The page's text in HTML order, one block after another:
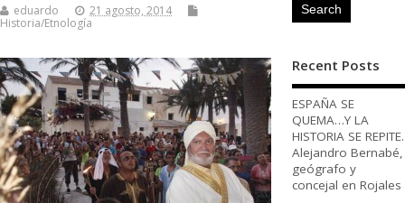
eduardo
21 agosto, 2014
Historia/Etnología
Recent Posts
ESPAÑA SE
QUEMA…Y LA
HISTORIA SE REPITE.
Alejandro Bernabé,
geógrafo y
concejal en Rojales